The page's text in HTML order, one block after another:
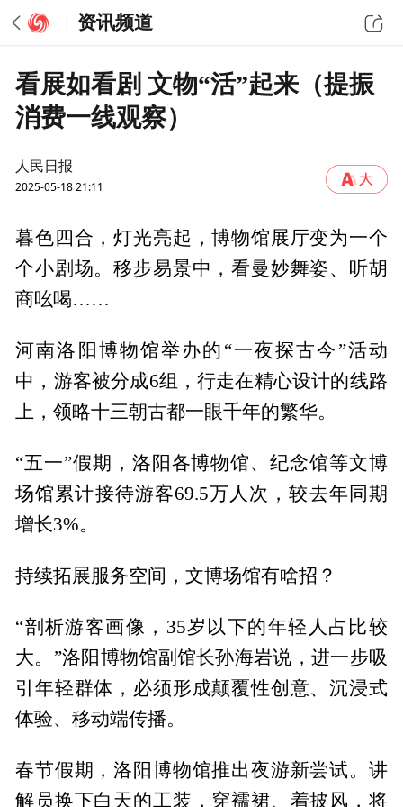
资讯频道
看展如看剧 文物“活”起来（提振
消费一线观察）
人民日报
2025-05-18 21:11
暮色四合，灯光亮起，博物馆展厅变为一个
个小剧场。移步易景中，看曼妙舞姿、听胡
商吆喝……
河南洛阳博物馆举办的“一夜探古今”活动
中，游客被分成6组，行走在精心设计的线路
上，领略十三朝古都一眼千年的繁华。
“五一”假期，洛阳各博物馆、纪念馆等文博
场馆累计接待游客69.5万人次，较去年同期
增长3%。
持续拓展服务空间，文博场馆有啥招？
“剖析游客画像，35岁以下的年轻人占比较
大。”洛阳博物馆副馆长孙海岩说，进一步吸
引年轻群体，必须形成颠覆性创意、沉浸式
体验、移动端传播。
春节假期，洛阳博物馆推出夜游新尝试。讲
解员换下白天的工装，穿襦裙、着披风，将